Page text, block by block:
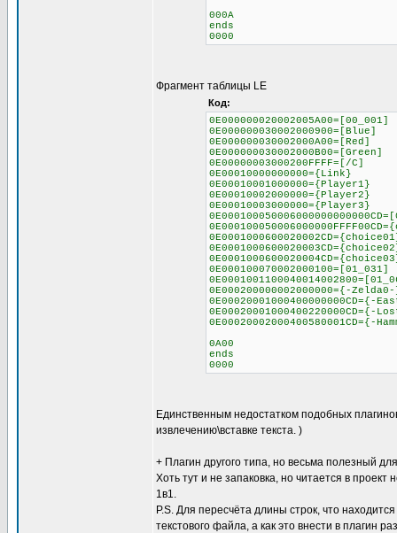
000A
ends
0000
Фрагмент таблицы LE
Код:
0E000000020002005A00=[00_001]
0E000000030002000900=[Blue]
0E000000030002000A00=[Red]
0E000000030002000B00=[Green]
0E00000003000200FFFF=[/C]
0E00010000000000={Link}
0E00010001000000={Player1}
0E00010002000000={Player2}
0E00010003000000={Player3}
0E000100070002000100=[01_031]
0E000200000002000000={-
0E00020001000400000000CD={-
0E00020001000400220000CD={-
0E00020002000400580001CD={-
0A00
ends
0000
Единственным недостатком подобных
извлечению\вставке текста. )
+ Плагин другого типа, но весьма полезный
Хоть тут и не запаковка, но читается в проект
1в1.
P.S. Для пересчёта длины строк, что
текстового файла, а как это внести в плагин